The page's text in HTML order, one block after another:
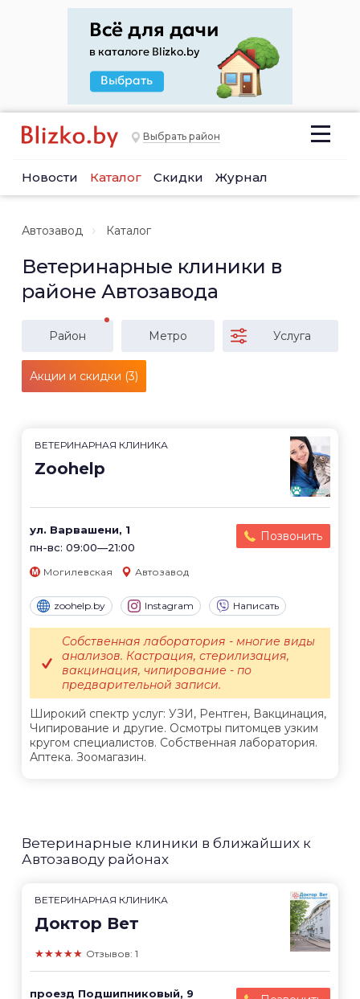
Выбрать район
Новости Каталог Скидки Журнал
Автозавод Каталог
Ветеринарные клиники в
районе Автозавода
Район Метро Услуга
Акции и скидки (3)
ВЕТЕРИНАРНАЯ КЛИНИКА
Zoohelp
ул. Варвашени, 1
пн-вс: 09:00—21:00
Позвонить
Могилевская Автозавод
zoohelp.by Instagram Написать
Широкий спектр услуг: УЗИ, Рентген, Вакцинация,
Чипирование и другие. Осмотры питомцев узким
кругом специалистов. Собственная лаборатория.
Аптека. Зоомагазин.
Собственная лаборатория - многие виды
анализов. Кастрация, стерилизация,
вакцинация, чипирование - по
предварительной записи.
Ветеринарные клиники в ближайших к
Автозаводу районах
ВЕТЕРИНАРНАЯ КЛИНИКА
Доктор Вет
★★★★★ Отзывов: 1
проезд Подшипниковый, 9